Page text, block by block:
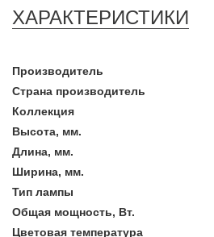
ХАРАКТЕРИСТИКИ
Производитель
Страна производитель
Коллекция
Высота, мм.
Длина, мм.
Ширина, мм.
Тип лампы
Общая мощность, Вт.
Цветовая температура